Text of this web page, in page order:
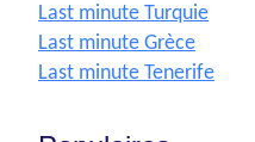
Last minute Turquie
Last minute Grèce
Last minute Tenerife